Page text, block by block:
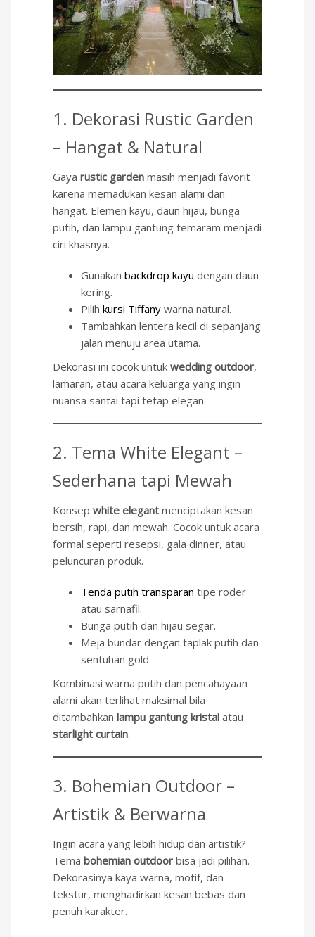
1. Dekorasi Rustic Garden
– Hangat & Natural
Gaya rustic garden masih menjadi favorit
karena memadukan kesan alami dan
hangat. Elemen kayu, daun hijau, bunga
putih, dan lampu gantung temaram menjadi
ciri khasnya.
Gunakan backdrop kayu dengan daun
kering.
Pilih kursi Tiffany warna natural.
Tambahkan lentera kecil di sepanjang
jalan menuju area utama.
Dekorasi ini cocok untuk wedding outdoor,
lamaran, atau acara keluarga yang ingin
nuansa santai tapi tetap elegan.
2. Tema White Elegant –
Sederhana tapi Mewah
Konsep white elegant menciptakan kesan
bersih, rapi, dan mewah. Cocok untuk acara
formal seperti resepsi, gala dinner, atau
peluncuran produk.
Tenda putih transparan tipe roder
atau sarnafil.
Bunga putih dan hijau segar.
Meja bundar dengan taplak putih dan
sentuhan gold.
Kombinasi warna putih dan pencahayaan
alami akan terlihat maksimal bila
ditambahkan lampu gantung kristal atau
starlight curtain.
3. Bohemian Outdoor –
Artistik & Berwarna
Ingin acara yang lebih hidup dan artistik?
Tema bohemian outdoor bisa jadi pilihan.
Dekorasinya kaya warna, motif, dan
tekstur, menghadirkan kesan bebas dan
penuh karakter.